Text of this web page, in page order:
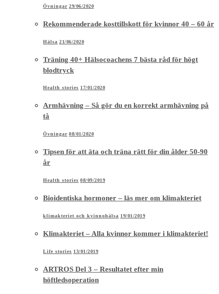
Övningar 29/06/2020
Rekommenderade kosttillskott för kvinnor 40 – 60 år
Hälsa 21/06/2020
Träning 40+ Hälsocoachens 7 bästa råd för högt
blodtryck
Health stories 17/01/2020
Armhävning – Så gör du en korrekt armhävning på
tå
Övningar 08/01/2020
Tipsen för att äta och träna rätt för din ålder 50-90
år
Health stories 08/09/2019
Bioidentiska hormoner – läs mer om klimakteriet
klimakteriet och kvinnohälsa 19/01/2019
Klimakteriet – Alla kvinnor kommer i klimakteriet!
Life stories 13/01/2019
ARTROS Del 3 – Resultatet efter min
höftledsoperation